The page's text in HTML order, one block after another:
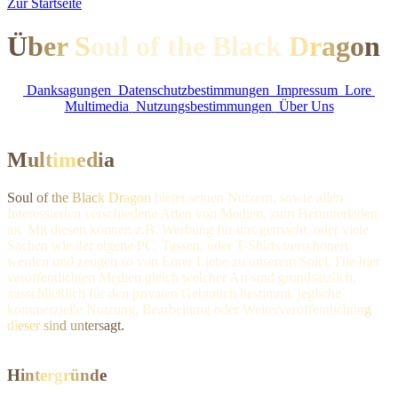
Zur Startseite
Über Soul of the Black Dragon
Danksagungen Datenschutzbestimmungen Impressum Lore
Multimedia Nutzungsbestimmungen Über Uns
Multimedia
Soul ofthe Black Dragon bietet seinen Nutzern, sowie allen
Interessierten verschiedene Arten von Medien, zum Herunterladen
an. Mit diesen können z.B. Werbung für uns gemacht, oder viele
Sachen wie der eigene PC, Tassen, oder T-Shirts verschönert
werden und zeugen so von Eurer Liebe zu unserem Spiel. Die hier
veröffentlichten Medien gleich welcher Art sind grundsätzlich,
ausschließlich für den privaten Gebrauch bestimmt, jegliche
kommerzielle Nutzung, Bearbeitung oder Weiterveröffentlichung
dieser sind untersagt.
Hintergründe